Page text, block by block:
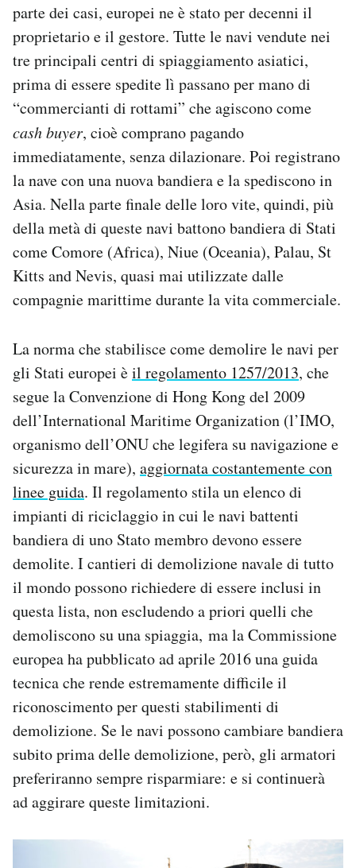
parte dei casi, europei ne è stato per decenni il
proprietario e il gestore. Tutte le navi vendute nei
tre principali centri di spiaggiamento asiatici,
prima di essere spedite lì passano per mano di
“commercianti di rottami” che agiscono come
cash buyer, cioè comprano pagando
immediatamente, senza dilazionare. Poi registrano
la nave con una nuova bandiera e la spediscono in
Asia. Nella parte finale delle loro vite, quindi, più
della metà di queste navi battono bandiera di Stati
come Comore (Africa), Niue (Oceania), Palau, St
Kitts and Nevis, quasi mai utilizzate dalle
compagnie marittime durante la vita commerciale.
La norma che stabilisce come demolire le navi per
gli Stati europei èil regolamento 1257/2013, che
segue la Convenzione di Hong Kong del 2009
dell’International Maritime Organization (l’IMO,
organismo dell’ONU che legifera su navigazione e
sicurezza in mare), aggiornata costantemente con
linee guida. Il regolamento stila un elenco di
impianti di riciclaggio in cui le navi battenti
bandiera di uno Stato membro devono essere
demolite. I cantieri di demolizione navale di tutto
il mondo possono richiedere di essere inclusi in
questa lista, non escludendo a priori quelli che
demoliscono su una spiaggia, ma la Commissione
europea ha pubblicato ad aprile 2016 una guida
tecnica che rende estremamente difficile il
riconoscimento per questi stabilimenti di
demolizione. Se le navi possono cambiare bandiera
subito prima delle demolizione, però, gli armatori
preferiranno sempre risparmiare: e si continuerà
ad aggirare queste limitazioni.